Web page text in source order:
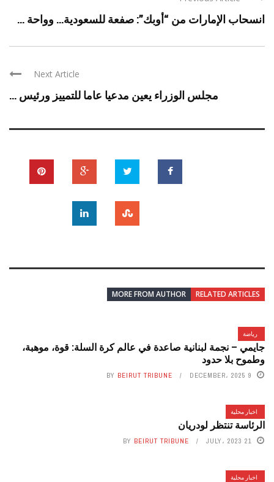
انسحاب الإمارات من “أوبك”: صفعة للسعودية… وواحة ...
Next Article
مجلس الوزراء يعين مدعيا عاما للتمييز ورئيس ...
RELATED ARTICLES
MORE FROM AUTHOR
رياضة
جايمي – نجمة لبنانية صاعدة في عالم كرة السلة: قوة، موهبة،
وطموح بلا حدود
9 DECEMBER، 2025 BY BEIRUT TRIBUNE
اخبار محلية
الرئاسة تنتظر لودريان
21 JULY، 2023 BY BEIRUT TRIBUNE
اخبار محلية